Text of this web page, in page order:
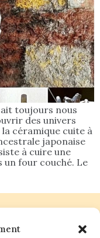
toujours nous
des univers
la céramique cuite à
japonaise
à cuire une
un four couché. Le